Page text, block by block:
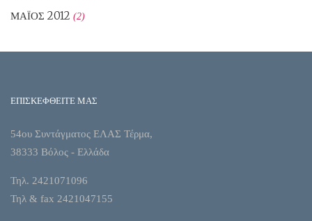
ΜΆΙΟΣ 2012 (2)
ΕΠΙΣΚΕΦΘΕΙΤΕ ΜΑΣ
54ου Συντάγματος ΕΛΑΣ Τέρμα,
38333 Βόλος - Ελλάδα
Τηλ. 2421071096
Τηλ & fax 2421047155